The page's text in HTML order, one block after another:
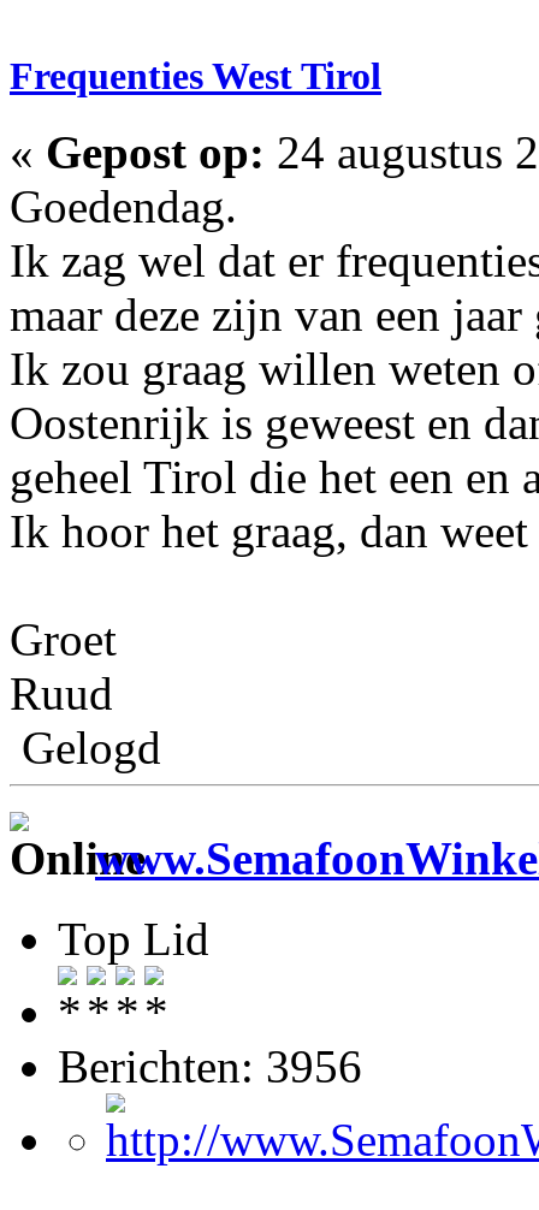
Frequenties West Tirol
« Gepost op: 24 augustus
Goedendag.
Ik zag wel dat er
maar deze zijn van een jaar
Ik zou graag willen weten
Oostenrijk is geweest en
geheel Tirol die het een en
Ik hoor het graag, dan
Groet
Ruud
Gelogd
Top Lid
Berichten: 3956